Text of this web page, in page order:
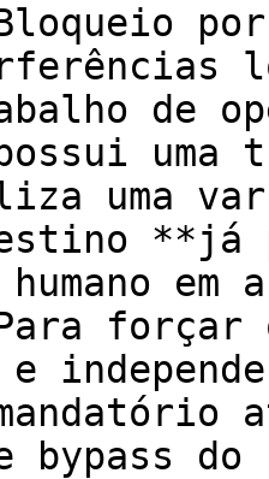
de
possui
uma
forçar
bypass do